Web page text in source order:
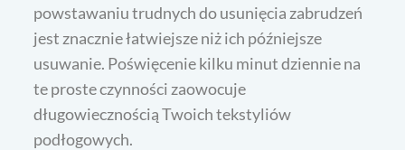
powstawaniu trudnych do usunięcia zabrudzeń
jest znacznie łatwiejsze niż ich późniejsze
usuwanie. Poświęcenie kilku minut dziennie na
te proste czynności zaowocuje
długowiecznością Twoich tekstyliów
podłogowych.